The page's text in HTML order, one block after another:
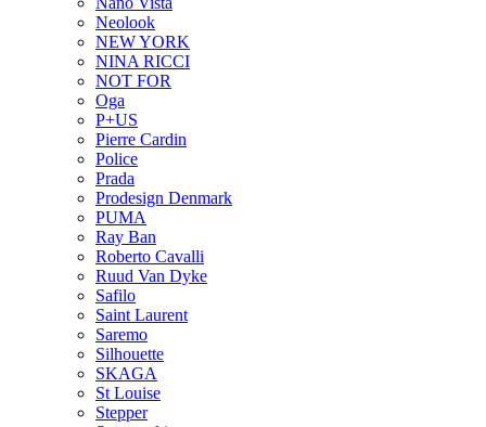
Neolook
NEW YORK
NINA RICCI
NOT FOR
Oga
P+US
Pierre Cardin
Police
Prada
Prodesign Denmark
PUMA
Ray Ban
Roberto Cavalli
Ruud Van Dyke
Safilo
Saint Laurent
Saremo
Silhouette
SKAGA
St Louise
Stepper